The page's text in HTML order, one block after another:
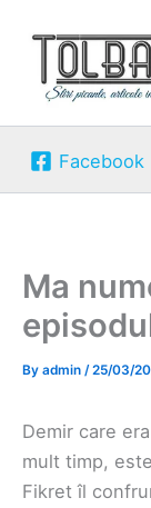
content
Facebook
Ma
By admin /25/03/
Demir care
mult timp,
Fikret îl